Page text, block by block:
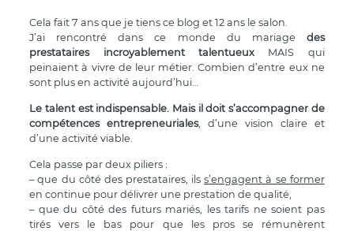
Cela fait 7 ans que je tiens ce blog et 12 ans le salon.
J’ai rencontré dans ce monde du mariage des
prestataires incroyablement talentueux MAIS qui
peinaient à vivre de leur métier. Combien d’entre eux ne
sont plus en activité aujourd’hui…
Le talent est indispensable. Mais il doit s’accompagner de
compétences entrepreneuriales, d’une vision claire et
d’une activité viable.
Cela passe par deux piliers :
– que du côté des prestataires, ilss’engagent à se former
en continue pour délivrer une prestation de qualité,
– que du côté des futurs mariés, les tarifs ne soient pas
tirés vers le bas pour que les pros se rémunèrent